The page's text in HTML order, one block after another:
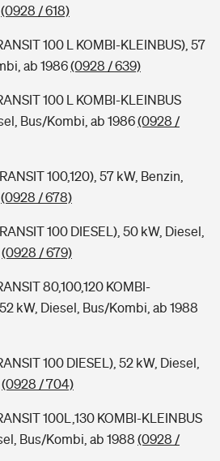
(0928 / 618)
100 L KOMBI-KLEINBUS), 57
ab 1986(0928 / 639)
100 L KOMBI-KLEINBUS
Bus/Kombi, ab 1986(0928 /
100,120), 57 kW, Benzin,
(0928 / 678)
100 DIESEL), 50 kW, Diesel,
(0928 / 679)
80,100,120 KOMBI-
kW, Diesel, Bus/Kombi, ab 1988
100 DIESEL), 52 kW, Diesel,
(0928 / 704)
100L,130 KOMBI-KLEINBUS
Bus/Kombi, ab 1988 (0928 /